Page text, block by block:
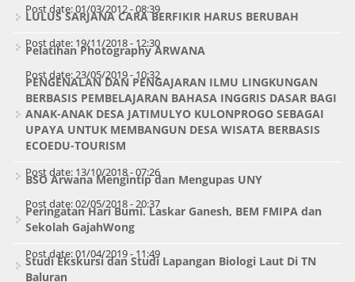
Post date:01/03/2012 - 08:39
LULUS SARJANA CARA BERFIKIR HARUS BERUBAH
Post date: 19/11/2018 - 12:30
Pelatihan Photography ARWANA
Post date:23/05/2019 - 10:32
PENGENALAN DAN PENGAJARAN ILMU LINGKUNGAN
BERBASIS PEMBELAJARAN BAHASA INGGRIS DASAR BAGI
ANAK-ANAK DESA JATIMULYO KULONPROGO SEBAGAI
UPAYA UNTUK MEMBANGUN DESA WISATA BERBASIS
ECOEDU-TOURISM
Post date: 13/10/2018 - 07:26
BSO Arwana Mengintip dan Mengupas UNY
Post date:02/05/2018 - 20:37
Peringatan Hari Bumi. Laskar Ganesh, BEM FMIPA dan
Sekolah GajahWong
Post date:01/04/2019 - 11:49
Studi Ekskursi dan Studi Lapangan Biologi Laut Di TN
Baluran